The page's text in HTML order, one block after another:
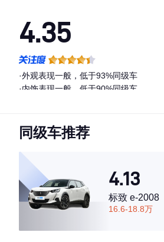
4.35
·外观表现一般，低于93%同级车
·内饰表现一般，低于90%同级车
同级车推荐
4.13
标致 e-2008
16.6-18.8万